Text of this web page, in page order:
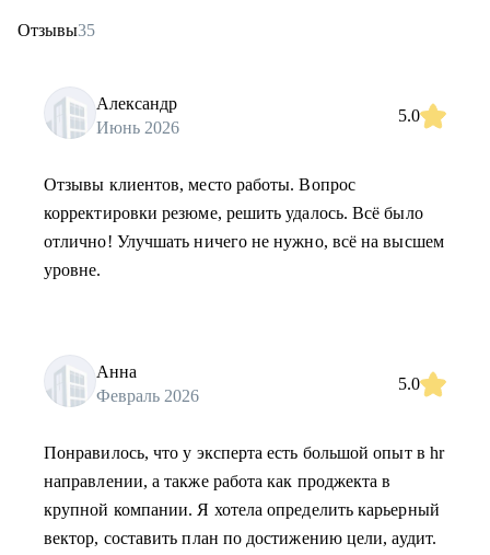
Отзывы35
Александр
Июнь 2026
5.0
Отзывы клиентов, место работы. Вопрос
корректировки резюме, решить удалось. Всё было
отлично! Улучшать ничего не нужно, всё на высшем
уровне.
Анна
Февраль 2026
5.0
Понравилось, что у эксперта есть большой опыт в hr
направлении, а также работа как проджекта в
крупной компании. Я хотела определить карьерный
вектор, составить план по достижению цели, аудит.